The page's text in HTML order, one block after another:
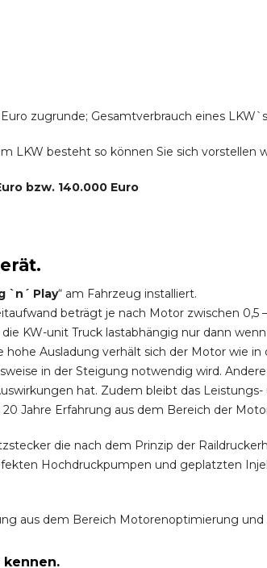
zugrunde; Gesamtverbrauch eines
LKW besteht so können Sie sich
bzw. 140.000 Euro
`n´ Play“ am Fahrzeug installiert.
beträgt je nach Motor zwischen 0,5
KW-unit Truck lastabhängig nur dann
Ausladung verhält sich der Motor wie in
in der Steigung notwendig wird.
hat. Zudem bleibt das
Jahre Erfahrung aus dem Bereich der
die nach dem Prinzip der
Hochdruckpumpen und geplatzten
aus dem Bereich Motorenoptimierung
kennen.